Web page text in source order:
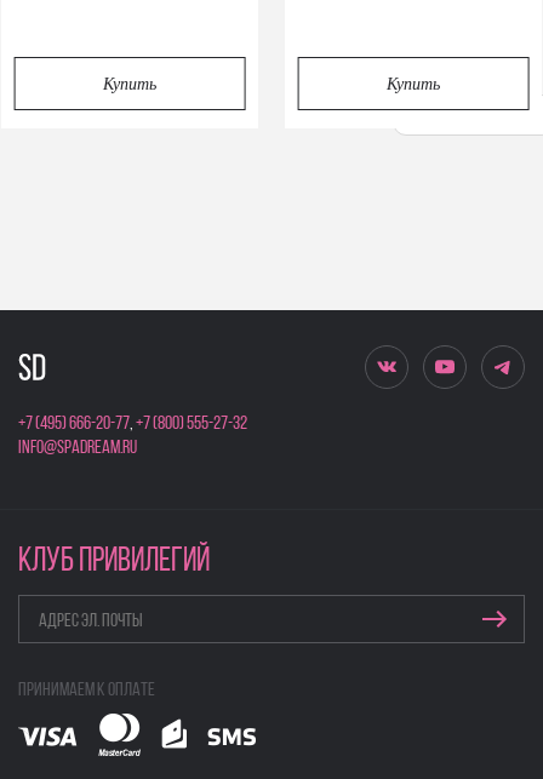
Купить Купить
+7 (495) 666-20-77,+7 (800) 555-27-32
info@spadream.ru
КЛУБ ПРИВИЛЕГИЙ
Принимаем к оплате
Privacy notice